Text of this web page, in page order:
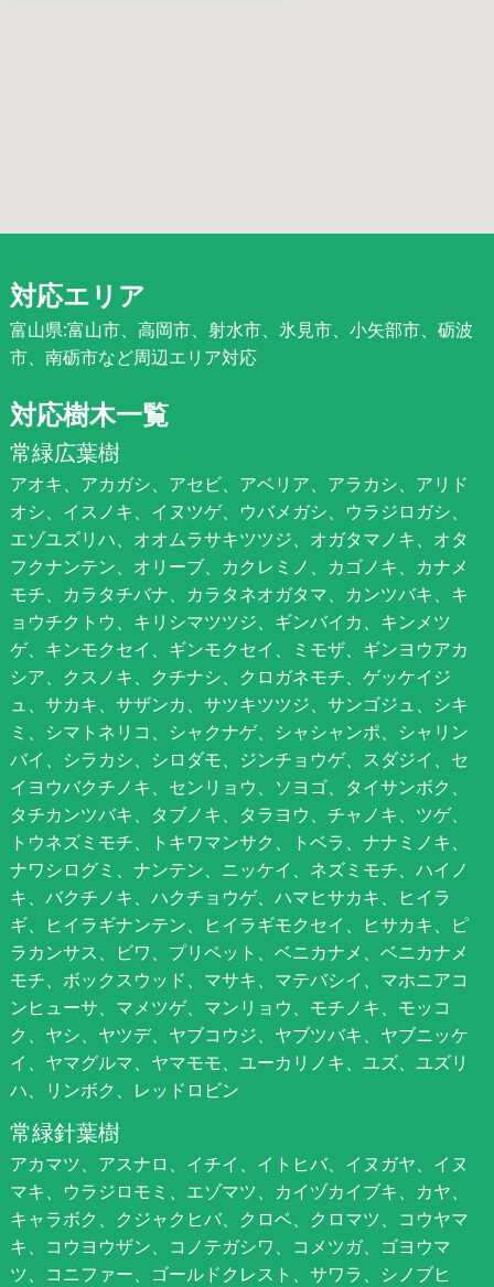
対応エリア
富山県:富山市、高岡市、射水市、氷見市、小矢部市、砺波
市、南砺市など周辺エリア対応
対応樹木一覧
常緑広葉樹
アオキ、アカガシ、アセビ、アベリア、アラカシ、アリド
オシ、イスノキ、イヌツゲ、ウバメガシ、ウラジロガシ、
エゾユズリハ、オオムラサキツツジ、オガタマノキ、オタ
フクナンテン、オリーブ、カクレミノ、カゴノキ、カナメ
モチ、カラタチバナ、カラタネオガタマ、カンツバキ、キ
ョウチクトウ、キリシマツツジ、ギンバイカ、キンメツ
ゲ、キンモクセイ、ギンモクセイ、ミモザ、ギンヨウアカ
シア、クスノキ、クチナシ、クロガネモチ、ゲッケイジ
ュ、サカキ、サザンカ、サツキツツジ、サンゴジュ、シキ
ミ、シマトネリコ、シャクナゲ、シャシャンポ、シャリン
バイ、シラカシ、シロダモ、ジンチョウゲ、スダジイ、セ
イヨウバクチノキ、センリョウ、ソヨゴ、タイサンボク、
タチカンツバキ、タブノキ、タラヨウ、チャノキ、ツゲ、
トウネズミモチ、トキワマンサク、トベラ、ナナミノキ、
ナワシログミ、ナンテン、ニッケイ、ネズミモチ、ハイノ
キ、バクチノキ、ハクチョウゲ、ハマヒサカキ、ヒイラ
ギ、ヒイラギナンテン、ヒイラギモクセイ、ヒサカキ、ピ
ラカンサス、ビワ、プリペット、ベニカナメ、ベニカナメ
モチ、ボックスウッド、マサキ、マテバシイ、マホニアコ
ンヒューサ、マメツゲ、マンリョウ、モチノキ、モッコ
ク、ヤシ、ヤツデ、ヤブコウジ、ヤブツバキ、ヤブニッケ
イ、ヤマグルマ、ヤマモモ、ユーカリノキ、ユズ、ユズリ
ハ、リンボク、レッドロビン
常緑針葉樹
アカマツ、アスナロ、イチイ、イトヒバ、イヌガヤ、イヌ
マキ、ウラジロモミ、エゾマツ、カイヅカイブキ、カヤ、
キャラボク、クジャクヒバ、クロベ、クロマツ、コウヤマ
キ、コウヨウザン、コノテガシワ、コメツガ、ゴヨウマ
ツ、コニファー、ゴールドクレスト、サワラ、シノブヒ